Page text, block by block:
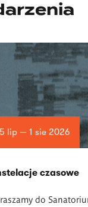
lip — 1 sie 2026
czasowe
do